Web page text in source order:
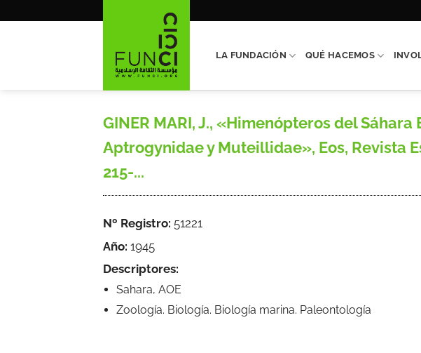
LA FUNDACIÓN QUÉ HACEMOS
GINER MARI, J., «Himenópteros del
Aptrogynidae y Muteillidae», Eos, Revista
215-...
Nº Registro: 51221
Año: 1945
Descriptores:
Sahara, AOE
Zoología. Biología. Biología marina. Paleontología